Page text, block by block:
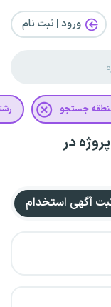
ورود | ثبت‌ نام
جستجو
در
آگهی استخدام